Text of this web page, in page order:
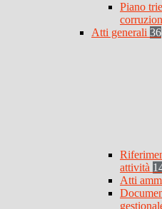
Piano
Atti generali 36
attività
Atti